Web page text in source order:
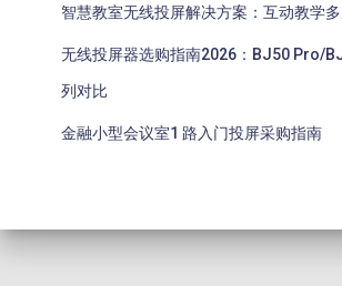
智慧教室无线投屏解决方案：互动教学
无线投屏器选购指南2026：BJ50 Pro/
列对比
金融小型会议室1 路入门投屏采购指南